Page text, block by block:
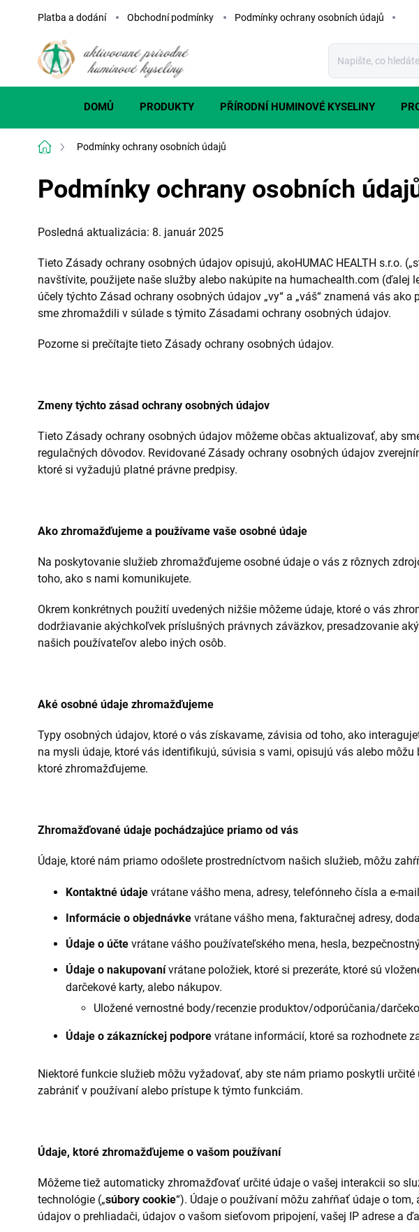
Platba a dodání Obchodní podmínky Podmínky ochrany osobních údajů
DOMŮ PRODUKTY PŘÍRODNÍ HUMINOVÉ KYSELINY
Domů Podmínky ochrany osobních údajů
Podmínky ochrany osobních
Posledná aktualizácia: 8. január 2025
Tieto Zásady ochrany osobných údajov opisujú, akoHUMAC HEALTH s.r.o.
navštívite, použijete naše služby alebo nakúpite na humachealth.com (ďalej
účely týchto Zásad ochrany osobných údajov „vy“ a „váš“ znamená vás
sme zhromaždili v súlade s týmito Zásadami ochrany osobných údajov.
Pozorne si prečítajte tieto Zásady ochrany osobných údajov.
Zmeny týchto zásad ochrany osobných údajov
Tieto Zásady ochrany osobných údajov môžeme občas aktualizovať, aby
regulačných dôvodov. Revidované Zásady ochrany osobných údajov
ktoré si vyžadujú platné právne predpisy.
Ako zhromažďujeme a používame vaše osobné údaje
Na poskytovanie služieb zhromažďujeme osobné údaje o vás z rôznych
toho, ako s nami komunikujete.
Okrem konkrétnych použití uvedených nižšie môžeme údaje, ktoré o vás
dodržiavanie akýchkoľvek príslušných právnych záväzkov, presadzovanie
našich používateľov alebo iných osôb.
Aké osobné údaje zhromažďujeme
Typy osobných údajov, ktoré o vás získavame, závisia od toho, ako
na mysli údaje, ktoré vás identifikujú, súvisia s vami, opisujú vás alebo
ktoré zhromažďujeme.
Zhromažďované údaje pochádzajúce priamo od vás
Údaje, ktoré nám priamo odošlete prostredníctvom našich služieb, môžu
Kontaktné údaje vrátane vášho mena, adresy, telefónneho čísla a e-
Informácie o objednávke vrátane vášho mena, fakturačnej adresy,
Údaje o účte vrátane vášho používateľského mena, hesla,
Údaje o nakupovaní vrátane položiek, ktoré si prezeráte, ktoré sú
darčekové karty, alebo nákupov.
Uložené vernostné body/recenzie produktov/odporúčania/
Údaje o zákazníckej podpore vrátane informácií, ktoré sa rozhodnete
Niektoré funkcie služieb môžu vyžadovať, aby ste nám priamo poskytli
zabrániť v používaní alebo prístupe k týmto funkciám.
Údaje, ktoré zhromažďujeme o vašom používaní
Môžeme tiež automaticky zhromažďovať určité údaje o vašej interakcii so
technológie („súbory cookie“). Údaje o používaní môžu zahŕňať údaje o
údajov o prehliadači, údajov o vašom sieťovom pripojení, vašej IP adrese a